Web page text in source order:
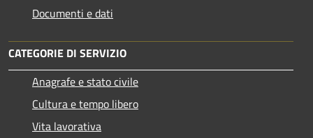
Documenti e dati
CATEGORIE DI SERVIZIO
Anagrafe e stato civile
Cultura e tempo libero
Vita lavorativa